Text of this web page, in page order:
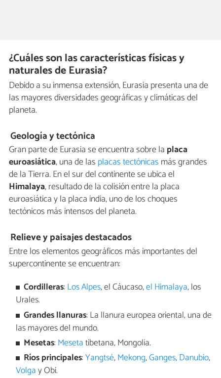
¿Cuáles son las características físicas y
naturales de Eurasia?
Debido a su inmensa extensión, Eurasia presenta una de
las mayores diversidades geográficas y climáticas del
planeta.
Geología y tectónica
Gran parte de Eurasia se encuentra sobre la placa
euroasiática, una de las placas tectónicas más grandes
de la Tierra. En el sur del continente se ubica el
Himalaya, resultado de la colisión entre la placa
euroasiática y la placa india, uno de los choques
tectónicos más intensos del planeta.
Relieve y paisajes destacados
Entre los elementos geográficos más importantes del
supercontinente se encuentran:
Cordilleras: Los Alpes, el Cáucaso,el Himalaya, los
Urales.
Grandes llanuras: La llanura europea oriental, una de
las mayores del mundo.
Mesetas: Mesetatibetana, Mongolia.
Ríos principales:Yangtsé,Mekong,Ganges,Danubio,
Volgay Obi.